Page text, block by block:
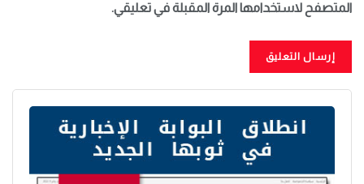
المتصفح لاستخدامها المرة المقبلة في تعليقي.